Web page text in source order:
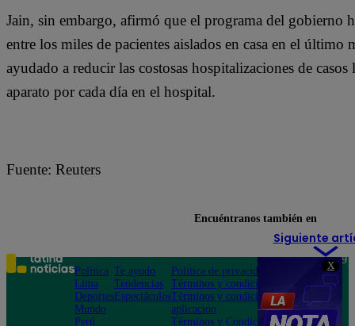
X
Jain, sin embargo, afirmó que el programa del gobierno
entre los miles de pacientes aislados en casa en el
ayudado a reducir las costosas hospitalizaciones de
aparato por cada día en el hospital.
Fuente: Reuters
Siguiente
Encuéntranos también en
Política
Lima
Deportes
Mundo
Perú
Te ayudo
Tendencias
Espectáculos
Política de privacidad
Términos y condiciones
Términos y condiciones
aplicación
Términos y Condiciones
Teléfono: 219
Av. San
Felipe 968
Jesús María